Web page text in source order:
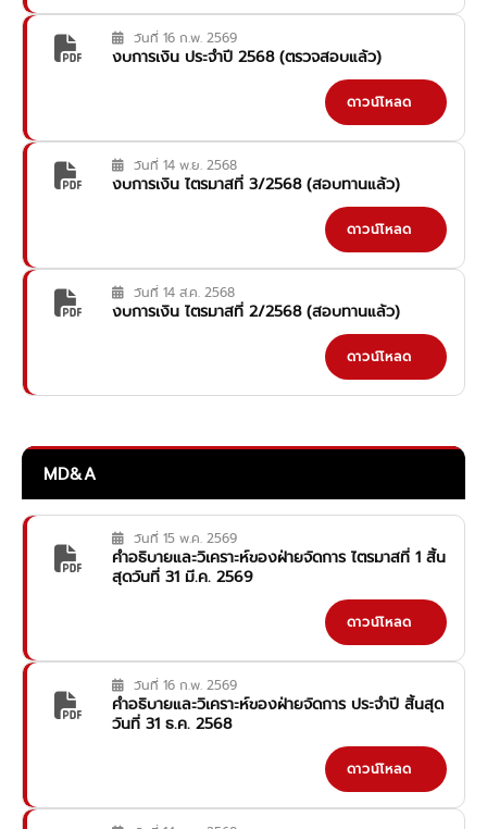
วันที่ 16 ก.พ. 2569
งบการเงิน ประจำปี 2568 (ตรวจสอบแล้ว)
ดาวน์โหลด
วันที่ 14 พ.ย. 2568
งบการเงิน ไตรมาสที่ 3/2568 (สอบทานแล้ว)
ดาวน์โหลด
วันที่ 14 ส.ค. 2568
งบการเงิน ไตรมาสที่ 2/2568 (สอบทานแล้ว)
ดาวน์โหลด
MD&A
วันที่ 15 พ.ค. 2569
คำอธิบายและวิเคราะห์ของฝ่ายจัดการ ไตรมาสที่ 1 สิ้น
สุดวันที่ 31 มี.ค. 2569
ดาวน์โหลด
วันที่ 16 ก.พ. 2569
คำอธิบายและวิเคราะห์ของฝ่ายจัดการ ประจำปี สิ้นสุด
วันที่ 31 ธ.ค. 2568
ดาวน์โหลด